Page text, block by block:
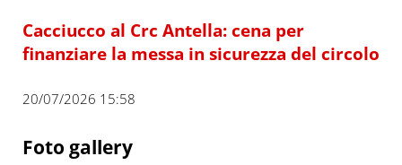
Cacciucco al Crc Antella: cena per
finanziare la messa in sicurezza del circolo
20/07/2026 15:58
Foto gallery